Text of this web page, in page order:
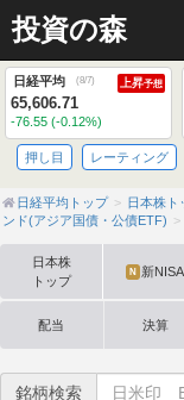
投資の森
日経平均 (8/7) 上昇予想
65,606.71
-76.55 (-0.12%)
押し目 レーティング
日経平均トップ 日本株ト
ンド(アジア国債・公債ETF)
日本株
トップ
N 新NISA
配当 決算
銘柄検索